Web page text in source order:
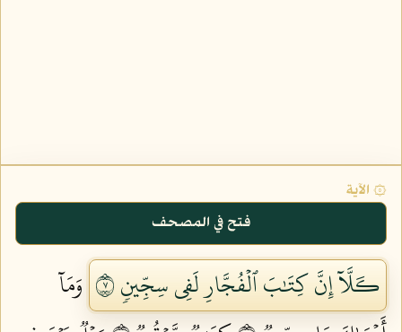
۞ الآية
فتح في المصحف
كـَلَّآ إِنَّ كِتَٰبَ ٱلۡفُجَّارِ لَفِي سِجِّينٖ ٧
وَمَآ